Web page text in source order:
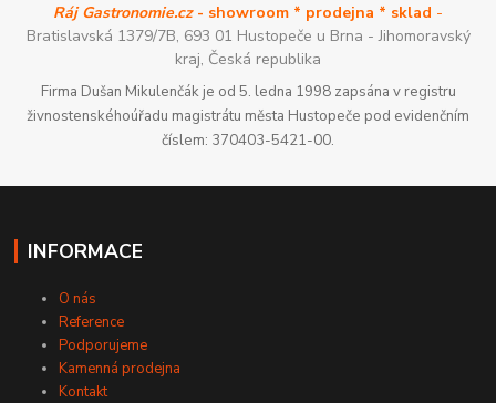
Ráj Gastronomie.cz- showroom * prodejna * sklad -
Bratislavská 1379/7B, 693 01 Hustopeče u Brna - Jihomoravský
kraj, Česká republika
Firma Dušan Mikulenčák je od 5. ledna 1998 zapsána v registru
živnostenskéhoúřadu magistrátu města Hustopeče pod evidenčním
číslem: 370403-5421-00.
INFORMACE
O nás
Reference
Podporujeme
Kamenná prodejna
Kontakt